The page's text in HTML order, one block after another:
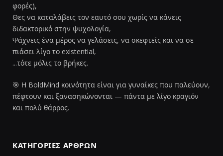
φορές),
Θες να καταλάβεις τον εαυτό σου χωρίς να κάνεις
διδακτορικό στην ψυχολογία,
Ψάχνεις ένα μέρος να γελάσεις, να σκεφτείς και να σε
πιάσει λίγο το existential,
...τότε μόλις το βρήκες.
🎯 Η BoldMind κοινότητα είναι για γυναίκες που παλεύουν,
πέφτουν και ξανασηκώνονται — πάντα με λίγο κραγιόν
και πολύ θάρρος.
ΚΑΤΗΓΟΡΊΕΣ ΆΡΘΡΩΝ